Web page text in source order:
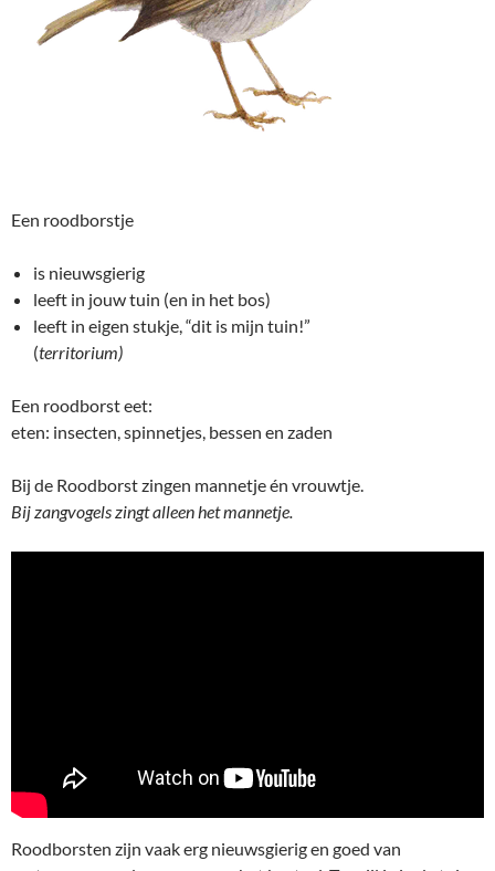
Een roodborstje
is nieuwsgierig
leeft in jouw tuin (en in het bos)
leeft in eigen stukje, “dit is mijn tuin!”
(territorium)
Een roodborst eet:
eten: insecten, spinnetjes, bessen en zaden
Bij de Roodborst zingen mannetje én vrouwtje.
Bij zangvogels zingt alleen het mannetje.
Roodborsten zijn vaak erg nieuwsgierig en goed van